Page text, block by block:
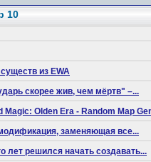
10
из EWA
скорее жив, чем мёртв" –...
Magic: Olden Era - Random Map
заменяющая все...
лет решился начать создавать...